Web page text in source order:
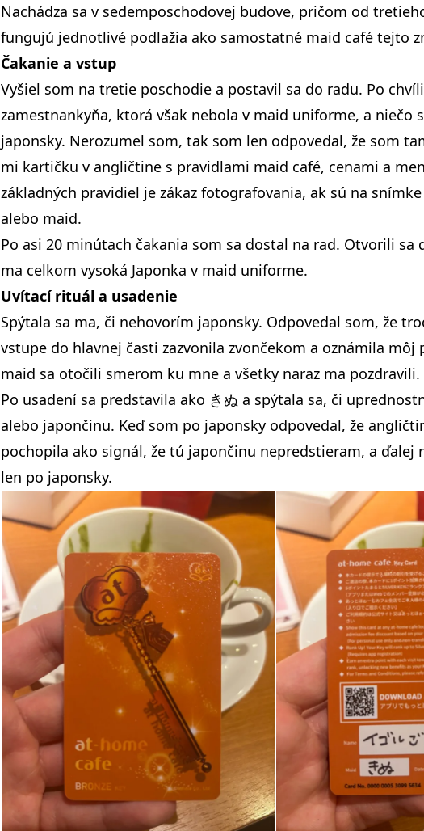
Nachádza sa v sedemposchodovej budove, pričom od
fungujú jednotlivé podlažia ako samostatné maid café tejto
Čakanie a vstup
Vyšiel som na tretie poschodie a postavil sa do radu. Po
zamestnankyňa, ktorá však nebola v maid uniforme, a niečo
japonsky. Nerozumel som, tak som len odpovedal, že som
mi kartičku v angličtine s pravidlami maid café, cenami a
základných pravidiel je zákaz fotografovania, ak sú na
alebo maid.
Po asi 20 minútach čakania som sa dostal na rad. Otvorili sa
ma celkom vysoká Japonka v maid uniforme.
Uvítací rituál a usadenie
Spýtala sa ma, či nehovorím japonsky. Odpovedal som, že
vstupe do hlavnej časti zazvonila zvončekom a oznámila môj
maid sa otočili smerom ku mne a všetky naraz ma pozdravili.
Po usadení sa predstavila ako きぬ a spýtala sa, či
alebo japončinu. Keď som po japonsky odpovedal, že
pochopila ako signál, že tú japončinu nepredstieram, a ďalej
len po japonsky.